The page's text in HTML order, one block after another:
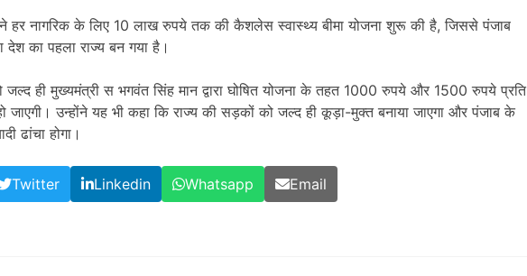
हर नागरिक के लिए 10 लाख रुपये तक की कैशलेस स्वास्थ्य बीमा योजना शुरू की है, जिससे पंजाब
देश का पहला राज्य बन गया है।
जल्द ही मुख्यमंत्री स भगवंत सिंह मान द्वारा घोषित योजना के तहत 1000 रुपये और 1500 रुपये प्रति
जाएगी। उन्होंने यह भी कहा कि राज्य की सड़कों को जल्द ही कूड़ा-मुक्त बनाया जाएगा और पंजाब के
ढांचा होगा।
Twitter Linkedin Whatsapp Email